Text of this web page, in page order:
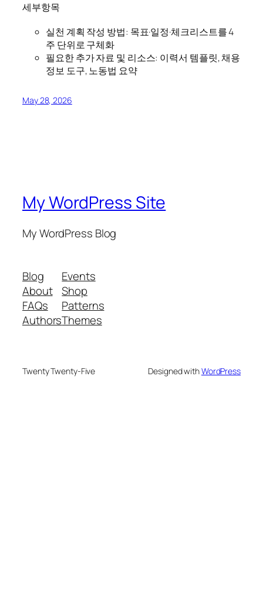
세부항목
실천 계획 작성 방법: 목표·일정·체크리스트를 4
주 단위로 구체화
필요한 추가 자료 및 리소스: 이력서 템플릿, 채용
정보 도구, 노동법 요약
May 28, 2026
My WordPress Site
My WordPress Blog
Blog
About
FAQs
Authors
Events
Shop
Patterns
Themes
Twenty Twenty-Five Designed withWordPress